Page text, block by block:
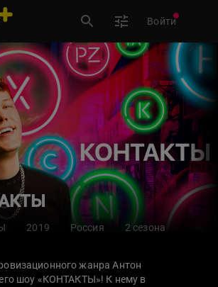
Войти
2019 Россия 2 сезона
жанра Антон
шоу «КОНТАКТЫ»! К нему в